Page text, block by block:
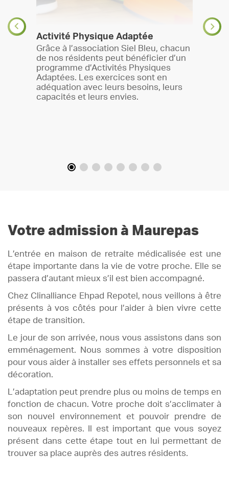
Activité Physique Adaptée
Grâce à l’association Siel Bleu, chacun
de nos résidents peut bénéficier d’un
programme d’Activités Physiques
Adaptées. Les exercices sont en
adéquation avec leurs besoins, leurs
capacités et leurs envies.
Votre admission à Maurepas
L’entrée en maison de retraite médicalisée est une
étape importante dans la vie de votre proche. Elle se
passera d’autant mieux s’il est bien accompagné.
Chez Clinalliance Ehpad Repotel, nous veillons à être
présents à vos côtés pour l’aider à bien vivre cette
étape de transition.
Le jour de son arrivée, nous vous assistons dans son
emménagement. Nous sommes à votre disposition
pour vous aider à installer ses effets personnels et sa
décoration.
L’adaptation peut prendre plus ou moins de temps en
fonction de chacun. Votre proche doit s’acclimater à
son nouvel environnement et pouvoir prendre de
nouveaux repères. Il est important que vous soyez
présent dans cette étape tout en lui permettant de
trouver sa place auprès des autres résidents.